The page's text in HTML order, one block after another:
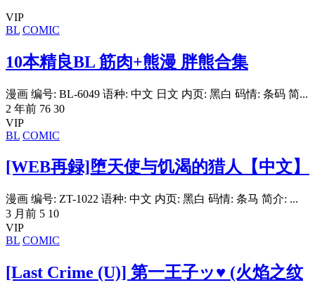
VIP
BL COMIC
10本精良BL 筋肉+熊漫 胖熊合集
漫画 编号: BL-6049 语种: 中文 日文 内页: 黑白 码情: 条码 简...
2 年前 76 30
VIP
BL COMIC
[WEB再録]堕天使与饥渴的猎人【中文】
漫画 编号: ZT-1022 语种: 中文 内页: 黑白 码情: 条马 简介: ...
3 月前 5 10
VIP
BL COMIC
[Last Crime (U)] 第一王子ッ♥ (火焰之纹